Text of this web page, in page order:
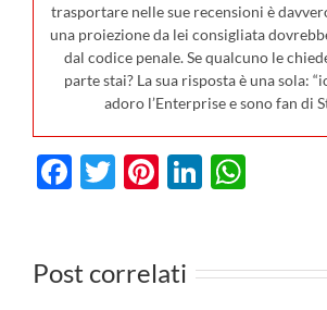
trasportare nelle sue recensioni è
una proiezione da lei consigliata
dal codice penale. Se qualcuno le
parte stai? La sua risposta è una sola:
adoro l’Enterprise e sono fan di
Facebook
Twitter
Pinterest
LinkedIn
Post correlati